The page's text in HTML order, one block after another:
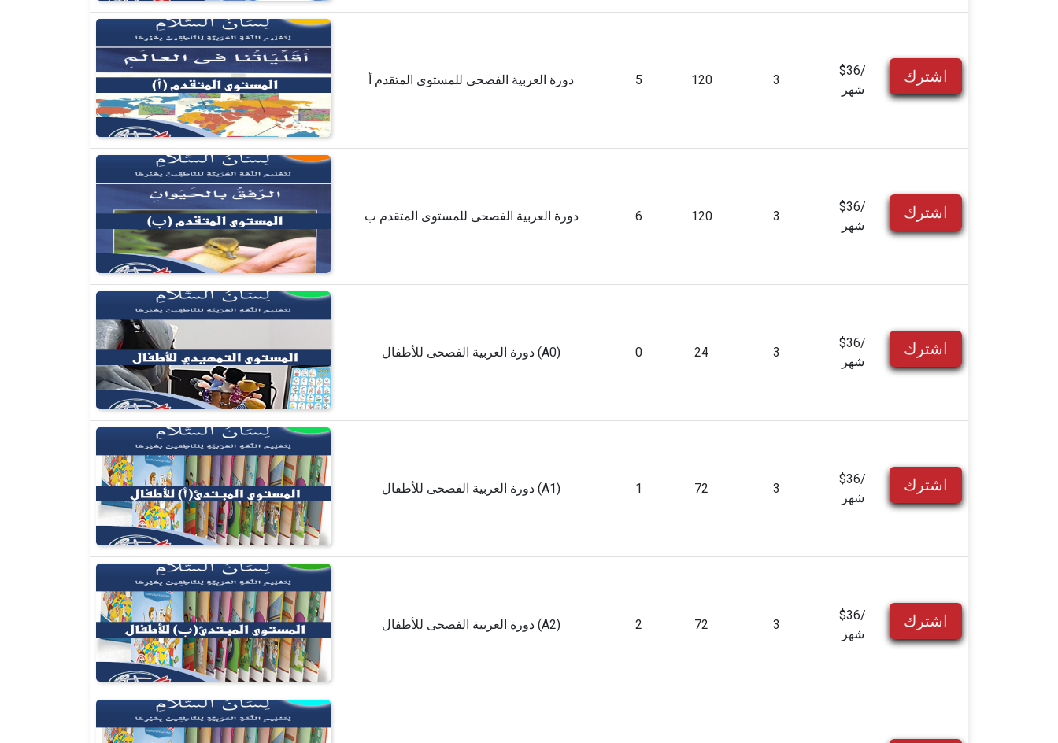
دورة العربية الفصحى للمستوى المتقدم أ 5 120 3
$36/
شهر
اشترك
دورة العربية الفصحى للمستوى المتقدم ب 6 120 3
$36/
شهر
اشترك
دورة العربية الفصحى للأطفال (A0) 0 24 3
$36/
شهر
اشترك
دورة العربية الفصحى للأطفال (A1) 1 72 3
$36/
شهر
اشترك
دورة العربية الفصحى للأطفال (A2) 2 72 3
$36/
شهر
اشترك